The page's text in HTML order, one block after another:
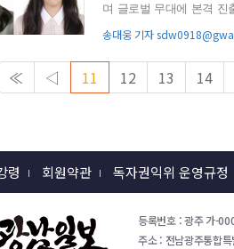
며 글로벌 무대에 본격 진출하고 있다. 9일 켄텍에 따르면 정자윤
송대웅 기자
≪ ◁ 11 12 13 14
령 회원약관 독자권익위 운영규정
등록번호 : 광주 가-
주소 : 전남광주통합